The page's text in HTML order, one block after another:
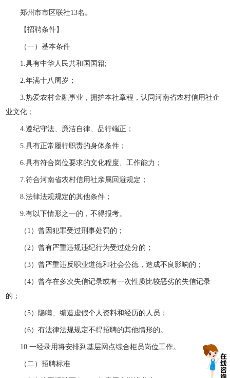
郑州市市区联社13名。
【招聘条件】
（一）基本条件
1.具有中华人民共和国国籍;
2.年满十八周岁；
3.热爱农村金融事业，拥护本社章程，认同河南省农村信用社企
业文化；
4.遵纪守法、廉洁自律、品行端正；
5.具有正常履行职责的身体条件；
6.具有符合岗位要求的文化程度、工作能力；
7.符合河南省农村信用社亲属回避规定；
8.法律法规规定的其他条件；
9.有以下情形之一的，不得报考。
（1）曾因犯罪受过刑事处罚的；
（2）曾有严重违规违纪行为受过处分的；
（3）曾严重违反职业道德和社会公德，造成不良影响的；
（4）曾存在多次失信记录或有一次性质比较恶劣的失信记录
的；
（5）隐瞒、编造虚假个人资料和经历的人员；
（6）有法律法规规定不得招聘的其他情形的。
10.一经录用将安排到基层网点综合柜员岗位工作。
（二）招聘标准